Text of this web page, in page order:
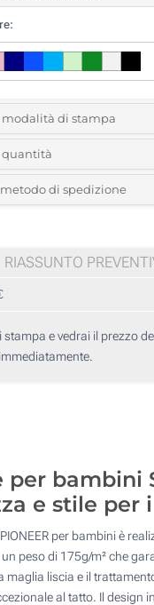
modalità di stampa
di stampa e il colore
lato)
quantità
(Ordine totale)
metodo di spedizione
RIASSUNTO
stampa e vedrai il prezzo
bambini
e stile per
per bambini è
peso di 175g/m² che
maglia liscia e il
al tatto. Il design